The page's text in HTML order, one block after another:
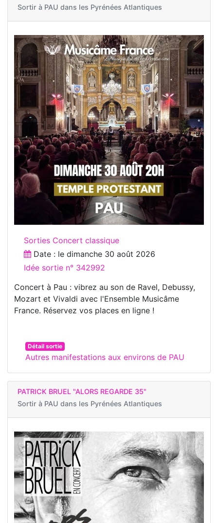
Sortir à PAU dans les Pyrénées Atlantiques
Sorties Concert classique
Date : le dimanche 30 août 2026
Idée sortie n° 342992
Concert à Pau : vibrez au son de Ravel, Debussy,
Mozart et Vivaldi avec l'Ensemble Musicâme
France. Réservez vos places en ligne !
Détail sortie
Autres manifestations aux environs de PAU
PATRICK BRUEL "ALORS REGARDE 35"
Sortir à PAU dans les Pyrénées Atlantiques